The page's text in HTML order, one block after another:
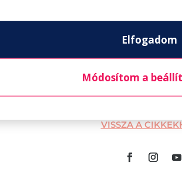
Jelenleg vegán
tanul, mert úgy
KESKENY DERÉK EDZÉS PROGRAM
VISSZA A
Elfogadom
Módosítom a